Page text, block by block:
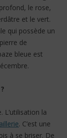
le rose,
et le vert.
qui possède un
de
bleue est
L’utilisation la
. C’est une
à se briser. De